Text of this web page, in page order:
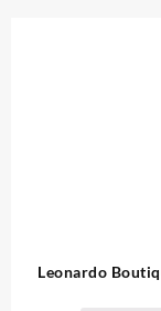
Leonardo